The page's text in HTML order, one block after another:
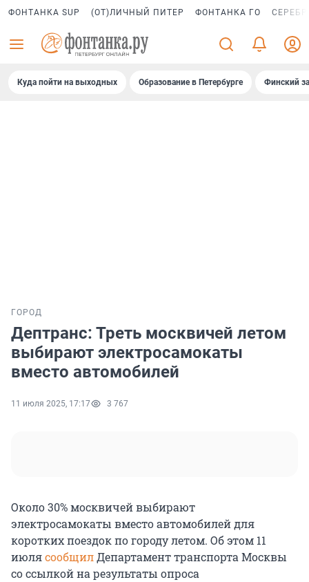
ФОНТАНКА SUP (ОТ)ЛИЧНЫЙ ПИТЕР ФОНТАНКА ГО
Куда пойти на выходных Образование в Петербурге Финский
ГОРОД
Дептранс: Треть москвичей летом
выбирают электросамокаты
вместо автомобилей
11 июля 2025, 17:17 3 767
Около 30% москвичей выбирают
электросамокаты вместо автомобилей для
коротких поездок по городу летом. Об этом 11
июлясообщилДепартамент транспорта Москвы
со ссылкой на результаты опроса